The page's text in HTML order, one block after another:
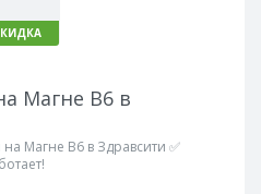
Магне В6 в
Магне В6 в Здравсити ✅